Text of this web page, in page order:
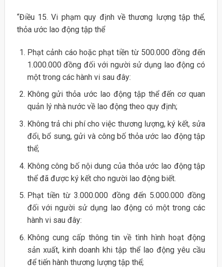
“Điều 15. Vi phạm quy định về thương lượng tập thể,
thỏa ước lao động tập thể
Phạt cảnh cáo hoặc phạt tiền từ 500.000 đồng đến
1.000.000 đồng đối với người sử dụng lao động có
một trong các hành vi sau đây:
Không gửi thỏa ước lao động tập thể đến cơ quan
quản lý nhà nước về lao động theo quy định;
Không trả chi phí cho việc thương lượng, ký kết, sửa
đổi, bổ sung, gửi và công bố thỏa ước lao động tập
thể;
Không công bố nội dung của thỏa ước lao động tập
thể đã được ký kết cho người lao động biết.
Phạt tiền từ 3.000.000 đồng đến 5.000.000 đồng
đối với người sử dụng lao động có một trong các
hành vi sau đây:
Không cung cấp thông tin về tình hình hoạt động
sản xuất, kinh doanh khi tập thể lao động yêu cầu
để tiến hành thương lượng tập thể;